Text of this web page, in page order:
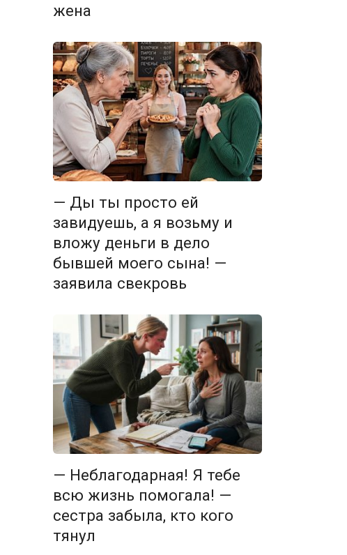
жена
— Ды ты просто ей
завидуешь, а я возьму и
вложу деньги в дело
бывшей моего сына! —
заявила свекровь
— Неблагодарная! Я тебе
всю жизнь помогала! —
сестра забыла, кто кого
тянул